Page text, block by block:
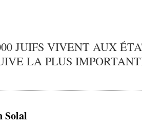
JUIFS VIVENT AUX
LA PLUS
Solal